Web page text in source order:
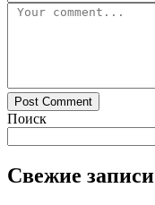
Post Comment
Поиск
Свежие записи